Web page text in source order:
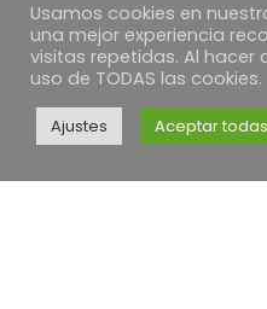
Usamos cookies en
una mejor experiencia
visitas repetidas. Al hacer
uso de TODAS las cookies.
Ajustes Aceptar todas